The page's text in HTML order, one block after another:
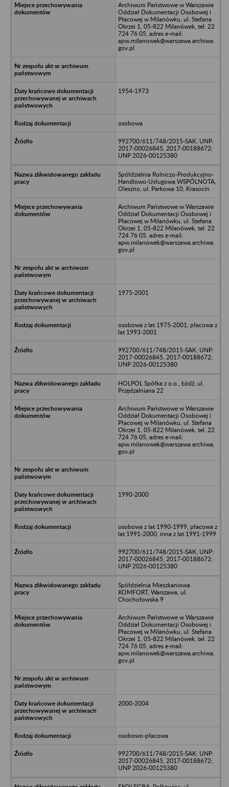
Archiwum Państwowe w Warszawie
Oddział Dokumentacji Osobowej i
Płacowej w Milanówku, ul. Stefana
Okrzei 1, 05-822 Milanówek, tel. 22
724 76 05, adres e-mail:
apw.milanowek@warszawa.archiwa.
gov.pl
1954-1973
osobowa
992700/611/748/2015-SAK, UNP:
2017-00026845, 2017-00188672;
UNP 2026-00125380
Spółdzielnia Rolniczo-Produkcyjno-
Handlowo-Usługowa WSPÓLNOTA,
Oleszno, ul. Parkowa 10, Krasocin
Archiwum Państwowe w Warszawie
Oddział Dokumentacji Osobowej i
Płacowej w Milanówku, ul. Stefana
Okrzei 1, 05-822 Milanówek, tel. 22
724 76 05, adres e-mail:
apw.milanowek@warszawa.archiwa.
gov.pl
1975-2001
osobowa z lat 1975-2001, płacowa z
lat 1993-2001
992700/611/748/2015-SAK; UNP:
2017-00026845, 2017-00188672;
UNP 2026-00125380
HOLPOL Spółka z o.o., Łódź, ul.
Przędzalniana 22
Archiwum Państwowe w Warszawie
Oddział Dokumentacji Osobowej i
Płacowej w Milanówku, ul. Stefana
Okrzei 1, 05-822 Milanówek, tel. 22
724 76 05, adres e-mail:
apw.milanowek@warszawa.archiwa.
gov.pl
1990-2000
osobowa z lat 1990-1999, płacowa z
lat 1991-2000, inna z lat 1991-1999
992700/611/748/2015-SAK; UNP:
2017-00026845, 2017-00188672;
UNP 2026-00125380
Spółdzielnia Mieszkaniowa
KOMFORT, Warszawa, ul.
Chochołowska 9
Archiwum Państwowe w Warszawie
Oddział Dokumentacji Osobowej i
Płacowej w Milanówku, ul. Stefana
Okrzei 1, 05-822 Milanówek, tel. 22
724 76 05, adres e-mail:
apw.milanowek@warszawa.archiwa.
gov.pl
2000-2004
osobowo-płacowa
992700/611/748/2015-SAK; UNP:
2017-00026845, 2017-00188672;
UNP 2026-00125380